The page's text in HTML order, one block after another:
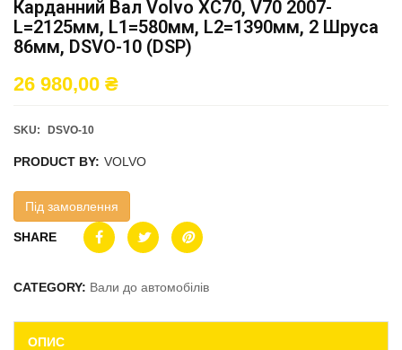
Карданний Вал Volvo XC70, V70 2007-
L=2125мм, L1=580мм, L2=1390мм, 2 Шруса
86мм, DSVO-10 (DSP)
26 980,00 ₴
SKU: DSVO-10
PRODUCT BY: VOLVO
Під замовлення
SHARE
CATEGORY: Вали до автомобілів
ОПИС